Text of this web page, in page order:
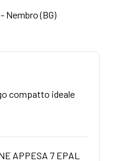
Nembro (BG)
compatto ideale
APPESA 7 EPAL